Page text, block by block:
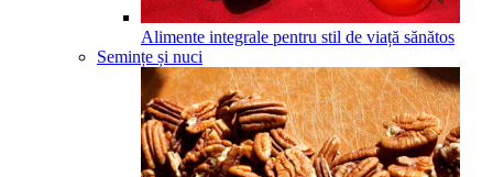
Alimente integrale pentru stil de viață sănătos
Semințe și nuci